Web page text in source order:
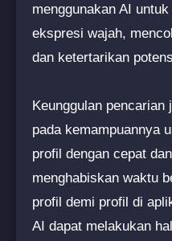
menggunakan AI
ekspresi wajah,
dan ketertarikan
Keunggulan pencarian
pada kemampuannya
profil dengan cepat
menghabiskan waktu
profil demi profil di
AI dapat melakukan